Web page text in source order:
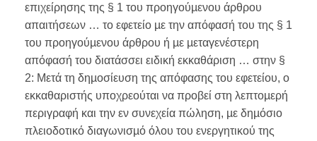
επιχείρησης της § 1 του προηγούµενου άρθρου
απαιτήσεων … το εφετείο µε την απόφασή του της § 1
του προηγούµενου άρθρου ή µε µεταγενέστερη
απόφασή του διατάσσει ειδική εκκαθάριση … στην §
2: Μετά τη δηµοσίευση της απόφασης του εφετείου, ο
εκκαθαριστής υποχρεούται να προβεί στη λεπτοµερή
περιγραφή και την εν συνεχεία πώληση, µε δηµόσιο
πλειοδοτικό διαγωνισµό όλου του ενεργητικού της